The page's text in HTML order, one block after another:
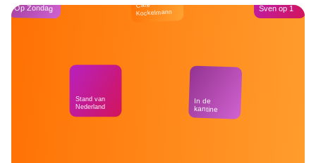
Op Zondag
Stand van
Nederland
Café
Kockelmann
In de
kantine
Sven op 1